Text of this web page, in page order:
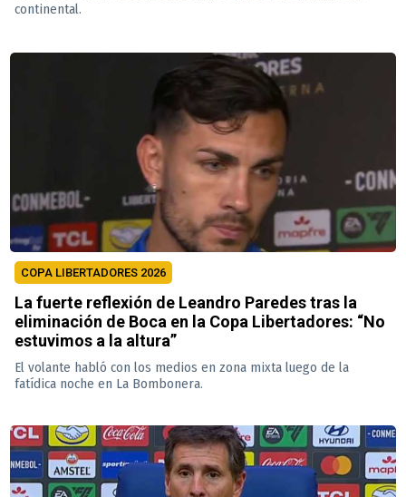
continental.
COPA LIBERTADORES 2026
La fuerte reflexión de Leandro Paredes tras la
eliminación de Boca en la Copa Libertadores: “No
estuvimos a la altura”
El volante habló con los medios en zona mixta luego de la
fatídica noche en La Bombonera.